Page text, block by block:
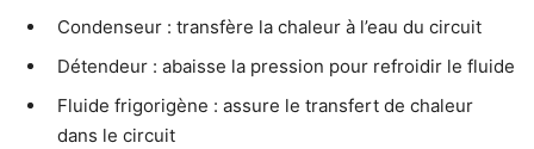
Condenseur : transfère la chaleur à l’eau du circuit
Détendeur : abaisse la pression pour refroidir le fluide
Fluide frigorigène : assure le transfert de chaleur
dans le circuit